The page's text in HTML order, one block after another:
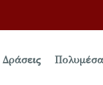
Δράσεις